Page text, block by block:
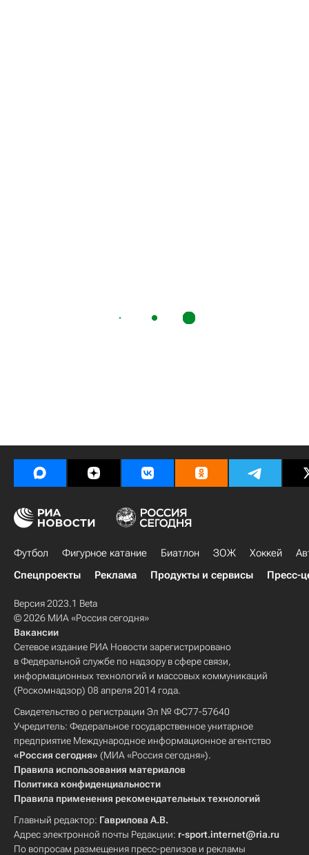
Футбол Фигурное катание Биатлон ЗОЖ Хоккей
Спецпроекты
Реклама Продукты и сервисы Пресс-
Версия 2023.1 Beta
© 2026 МИА «Россия сегодня»
Вакансии
Сетевое издание РИА Новости зарегистрировано
в Федеральной службе по надзору в сфере связи,
информационных технологий и массовых коммуникаций
(Роскомнадзор) 08 апреля 2014 года.
Свидетельство о регистрации Эл № ФС77-57640
Учредитель: Федеральное государственное унитарное
предприятие Международное информационное агентство
«Россия сегодня» (МИА «Россия сегодня»).
Правила использования материалов
Политика конфиденциальности
Правила применения рекомендательных технологий
Главный редактор: Гаврилова А.В.
Адрес электронной почты Редакции: r-sport.internet@ria.ru
По вопросам размещения пресс-релизов и рекламы